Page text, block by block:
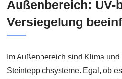
Außenbereich:
Versiegelung
Im Außenbereich sind Klima
Steinteppichsysteme. Egal, ob